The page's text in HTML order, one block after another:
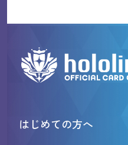
はじめての方へ